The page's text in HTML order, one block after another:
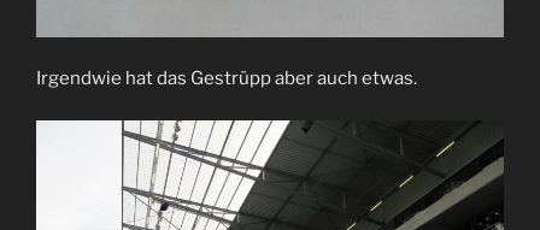
Irgendwie hat das Gestrüpp aber auch etwas.